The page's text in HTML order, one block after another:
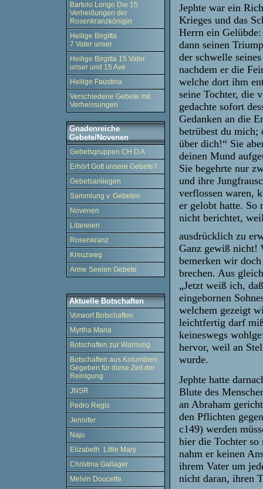
Bartolo Longo Die 15
Verheißungen der
Rosenkranzkönigin
Heilige Birgitta
7 Vater unser
Heilige Birgitta 15 Vater
unser und 15 Ave
Heilige Faustina
Verschiedene Gebete mit
Verheissungen
Gnadenreiche
Gebete/Novenen
Gebetsgruppen CH D A
Erhört Gott unsere Gebete?
Gebetsanliegen
Sammlung v. Gebeten
Novenen
Litaneien
Rosenkranz
Kreuzweg
Arme Seelen Gebete
Aktuelle Botschaften
Vorwort Botschaften
Myrtha Maria
Botschaften zur Warnung
Botschaften aus Kolumbien.
Gegeben für diese Zeit der
Reinigung
JNSR
Pedro Regis
Jennifer
Naju
Elizabeth Little Mary
Christina Gallager
Melvin Doucette
Jephte war ein
Krieges und das
Herrn ein
dann seinen
der schwelle
nachdem er die
welche dort ihm
seine Tochter, die
gedachte sofort
Gedanken an die
betrübest du mich;
über dich!“ Sie
deinen Mund
Sie begehrte nur
und ihre
verflossen waren,
er gelobt hatte. So
nicht berichtet,
ausdrücklich zu
Ganz gewiß nicht!
bemerken wir
brechen. Aus
„Jetzt weiß ich,
eingebornen
welchem gezeigt
leichtfertig darf
keineswegs
hervor, weil an
wurde.
Jephte hatte
Blute des
an Abraham
den Pflichten
c149) werden
hier die Tochter so
nahm er keinen
ihrem Vater um
nicht daran, ihren